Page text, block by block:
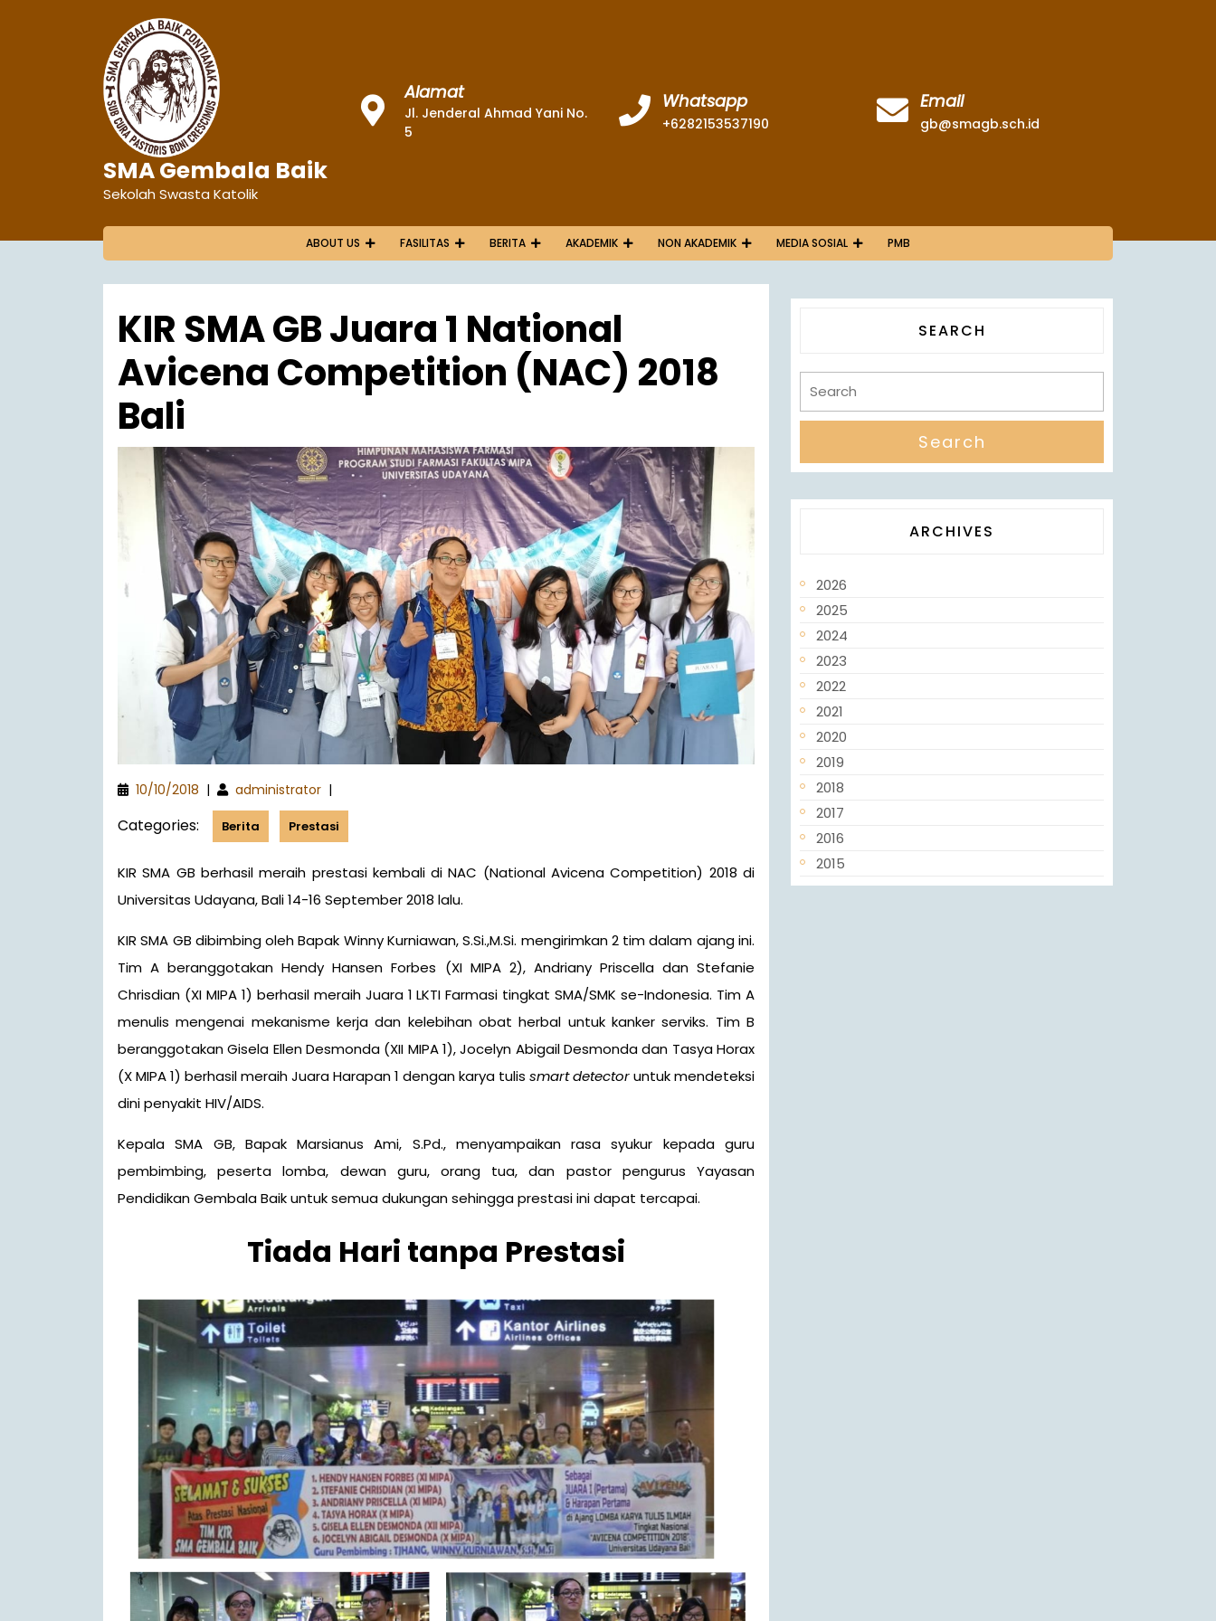
SMA Gembala Baik
Sekolah Swasta Katolik
Alamat
Jl. Jenderal Ahmad Yani No.
5
Whatsapp
+6282153537190
Email
gb@smagb.sch.id
ABOUT US FASILITAS BERITA AKADEMIK NON AKADEMIK MEDIA SOSIAL PMB
KIR SMA GB Juara 1 National
Avicena Competition (NAC) 2018
Bali
10/10/2018 | administrator |
Categories: Berita Prestasi
KIR SMA GB berhasil meraih prestasi kembali di NAC (National Avicena Competition) 2018 di
Universitas Udayana, Bali 14-16 September 2018 lalu.
KIR SMA GB dibimbing oleh Bapak Winny Kurniawan, S.Si.,M.Si. mengirimkan 2 tim dalam ajang ini.
Tim A beranggotakan Hendy Hansen Forbes (XI MIPA 2), Andriany Priscella dan Stefanie
Chrisdian (XI MIPA 1) berhasil meraih Juara 1 LKTI Farmasi tingkat SMA/SMK se-Indonesia. Tim A
menulis mengenai mekanisme kerja dan kelebihan obat herbal untuk kanker serviks. Tim B
beranggotakan Gisela Ellen Desmonda (XII MIPA 1), Jocelyn Abigail Desmonda dan Tasya Horax
(X MIPA 1) berhasil meraih Juara Harapan 1 dengan karya tulis smart detectoruntuk mendeteksi
dini penyakit HIV/AIDS.
Kepala SMA GB, Bapak Marsianus Ami, S.Pd., menyampaikan rasa syukur kepada guru
pembimbing, peserta lomba, dewan guru, orang tua, dan pastor pengurus Yayasan
Pendidikan Gembala Baik untuk semua dukungan sehingga prestasi ini dapat tercapai.
Tiada Hari tanpa Prestasi
SEARCH
ARCHIVES
2026
2025
2024
2023
2022
2021
2020
2019
2018
2017
2016
2015